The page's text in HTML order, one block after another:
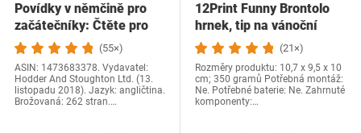
Povídky v němčině pro
začátečníky: Čtěte pro
radost na své…(55×)
ASIN: 1473683378. Vydavatel:
Hodder And Stoughton Ltd. (13.
listopadu 2018). Jazyk: angličtina.
Brožovaná: 262 stran.…
12Print Funny Brontolo
hrnek, tip na vánoční
dárek a…
(21×)
Rozměry produktu: 10,7 x 9,5 x 10
cm; 350 gramů Potřebná montáž:
Ne. Potřebné baterie: Ne. Zahrnuté
komponenty:…